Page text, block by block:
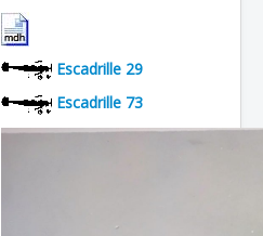
Escadrille 29
Escadrille 73